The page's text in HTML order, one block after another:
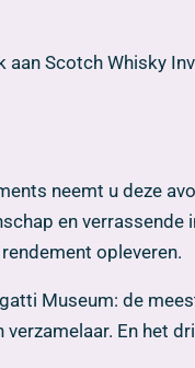
Scotch Whisky
neemt u deze
en verrassende
opleveren.
Museum: de
En het